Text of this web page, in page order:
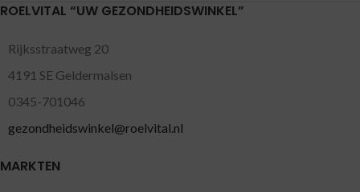
ROELVITAL “UW GEZONDHEIDSWINKEL”
Rijksstraatweg 20
4191 SE Geldermalsen
0345-701046
gezondheidswinkel@roelvital.nl
MARKTEN